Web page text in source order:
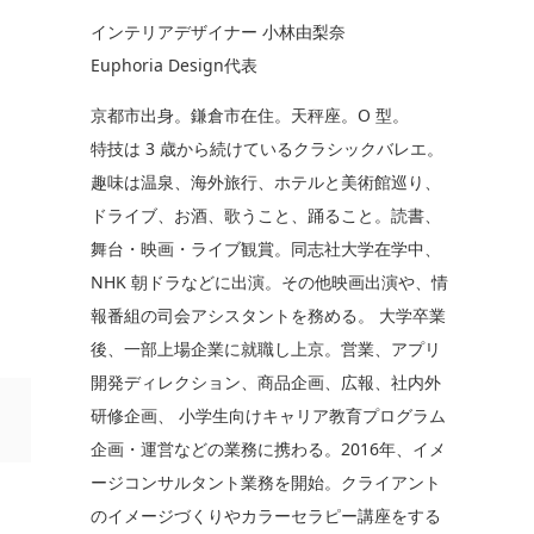
インテリアデザイナー 小林由梨奈
Euphoria Design代表
京都市出身。鎌倉市在住。天秤座。O 型。
特技は 3 歳から続けているクラシックバレエ。
趣味は温泉、海外旅行、ホテルと美術館巡り、
ドライブ、お酒、歌うこと、踊ること。読書、
舞台・映画・ライブ観賞。同志社大学在学中、
NHK 朝ドラなどに出演。その他映画出演や、情
報番組の司会アシスタントを務める。 大学卒業
後、一部上場企業に就職し上京。営業、アプリ
開発ディレクション、商品企画、広報、社内外
研修企画、 小学生向けキャリア教育プログラム
企画・運営などの業務に携わる。2016年、イメ
ージコンサルタント業務を開始。クライアント
のイメージづくりやカラーセラピー講座をする